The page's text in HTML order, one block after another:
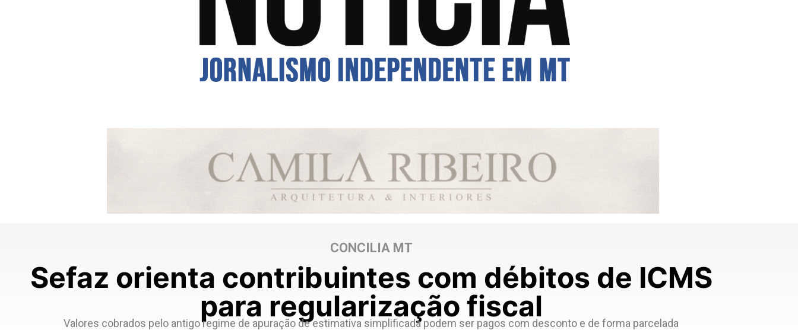
CONCILIA MT
Sefaz orienta contribuintes com débitos de ICMS
para regularização fiscal
Valores cobrados pelo antigo regime de apuração de estimativa simplificada podem ser pagos com desconto e de forma parcelada